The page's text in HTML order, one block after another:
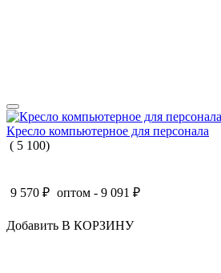
Кресло компьютерное для персонала
( 5 100)
9 570 ₽ оптом - 9 091 ₽
Добавить В КОРЗИНУ